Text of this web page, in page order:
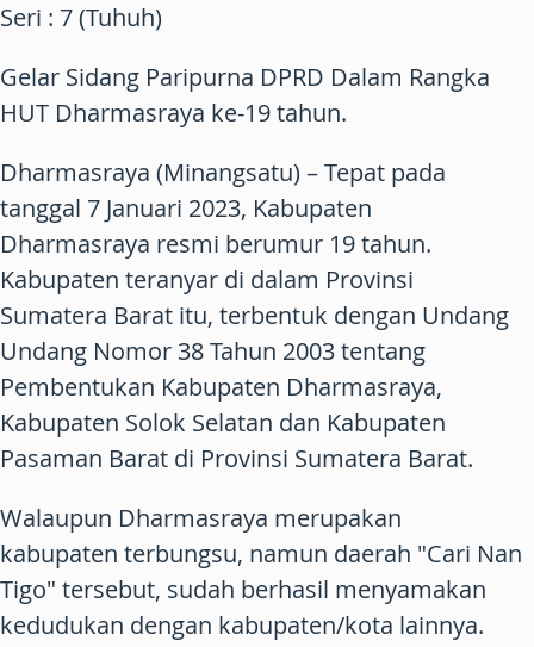
Seri : 7 (Tuhuh)
Gelar Sidang Paripurna DPRD Dalam Rangka
HUT Dharmasraya ke-19 tahun.
Dharmasraya (Minangsatu) – Tepat pada
tanggal 7 Januari 2023, Kabupaten
Dharmasraya resmi berumur 19 tahun.
Kabupaten teranyar di dalam Provinsi
Sumatera Barat itu, terbentuk dengan Undang
Undang Nomor 38 Tahun 2003 tentang
Pembentukan Kabupaten Dharmasraya,
Kabupaten Solok Selatan dan Kabupaten
Pasaman Barat di Provinsi Sumatera Barat.
Walaupun Dharmasraya merupakan
kabupaten terbungsu, namun daerah "Cari Nan
Tigo" tersebut, sudah berhasil menyamakan
kedudukan dengan kabupaten/kota lainnya.